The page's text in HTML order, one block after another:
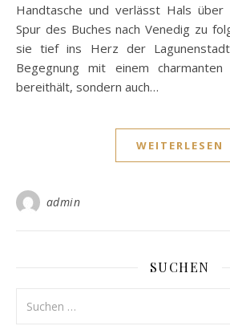
Handtasche und verlässt Hals
Spur des Buches nach Venedig zu
sie tief ins Herz der
Begegnung mit einem
bereithält, sondern auch…
WEITERLESEN
admin
SUCHEN